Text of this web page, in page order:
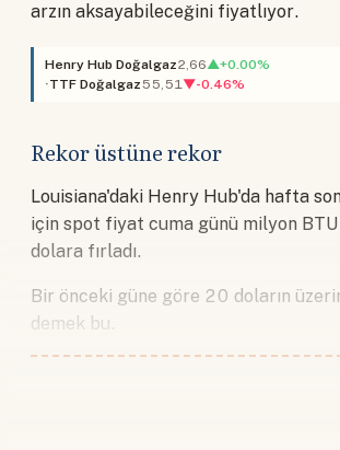
arzın aksayabileceğini fiyatlıyor.
Henry Hub Doğalgaz2,66▲+0.00%
TTF Doğalgaz55,51▼-0.46%
Rekor üstüne rekor
Louisiana'daki Henry Hub'da hafta
için spot fiyat cuma günü milyon
dolara fırladı.
Bir önceki güne göre 20 doların
demek bu.